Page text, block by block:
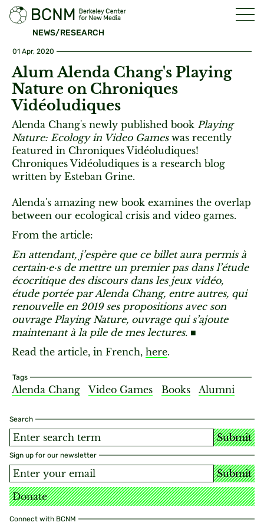
NEWS/RESEARCH
Search
Submit
Sign up for our newsletter
Submit
Donate
Connect with BCNM
01 Apr, 2020
Alum Alenda Chang's Playing
Nature on Chroniques
Vidéoludiques
Alenda Chang's newly published book Playing
Nature: Ecology in Video Gameswas recently
featured in Chroniques Vidéoludiques!
Chroniques Vidéoludiques is a research blog
written by Esteban Grine.
Alenda's amazing new book examines the overlap
between our ecological crisis and video games.
From the article:
En attendant, j’espère que ce billet aura permis à
certain·e·s de mettre un premier pas dans l’étude
écocritique des discours dans les jeux vidéo,
étude portée par Alenda Chang, entre autres, qui
renouvelle en 2019 ses propositions avec son
ouvrage Playing Nature, ouvrage qui s’ajoute
maintenant à la pile de mes lectures. ■
Read the article, in French, here.
Tags
Alenda Chang Video Games Books Alumni